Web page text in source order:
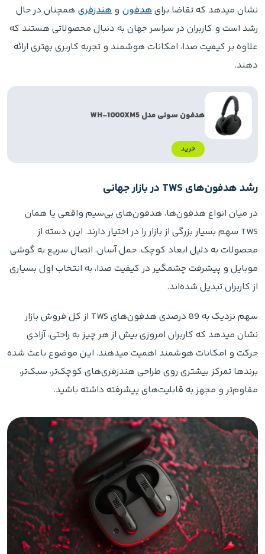
نشان میدهد که تقاضا برایهدفون و هندزفری همچنان در حال
رشد است و کاربران در سراسر جهان به دنبال محصولاتی هستند که
علاوه بر کیفیت صدا، امکانات هوشمند و تجربه کاربری بهتری ارائه
دهند.
هدفون سونی مدل WH-1000XM5
خرید
رشد هدفون‌های TWS در بازار جهانی
در میان انواع هدفون‌ها، هدفون‌های بی‌سیم واقعی یا همان
TWS سهم بسیار بزرگی از بازار را در اختیار دارند. این دسته از
محصولات به دلیل ابعاد کوچک، حمل آسان، اتصال سریع به گوشی
موبایل و پیشرفت چشمگیر در کیفیت صدا، به انتخاب اول بسیاری
از کاربران تبدیل شده‌اند.
سهم نزدیک به 89 درصدی هدفون‌های TWS از کل فروش بازار
نشان میدهد که کاربران امروزی بیش از هر چیز به راحتی، آزادی
حرکت و امکانات هوشمند اهمیت میدهند. این موضوع باعث شده
برندها تمرکز بیشتری روی طراحی هندزفری‌های کوچک‌تر، سبک‌تر،
مقاوم‌تر و مجهز به قابلیت‌های پیشرفته داشته باشید.